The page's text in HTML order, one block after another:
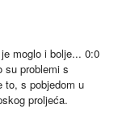
moglo i bolje... 0:0
su problemi s
to, s pobjedom u
proljeća.